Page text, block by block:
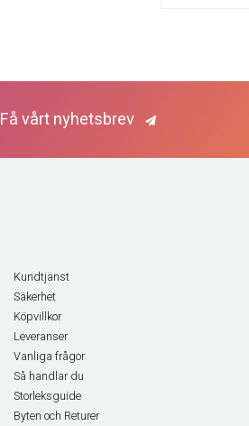
Få vårt nyhetsbrev
Kundtjänst
Säkerhet
Köpvillkor
Leveranser
Vanliga frågor
Så handlar du
Storleksguide
Byten och Returer